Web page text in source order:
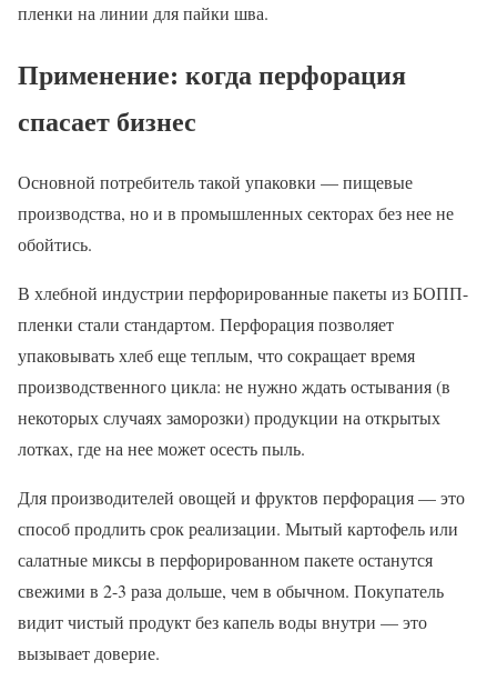
пленки на линии для пайки шва.
Применение: когда перфорация
спасает бизнес
Основной потребитель такой упаковки — пищевые
производства, но и в промышленных секторах без нее не
обойтись.
В хлебной индустрии перфорированные пакеты из БОПП-
пленки стали стандартом. Перфорация позволяет
упаковывать хлеб еще теплым, что сокращает время
производственного цикла: не нужно ждать остывания (в
некоторых случаях заморозки) продукции на открытых
лотках, где на нее может осесть пыль.
Для производителей овощей и фруктов перфорация — это
способ продлить срок реализации. Мытый картофель или
салатные миксы в перфорированном пакете останутся
свежими в 2-3 раза дольше, чем в обычном. Покупатель
видит чистый продукт без капель воды внутри — это
вызывает доверие.